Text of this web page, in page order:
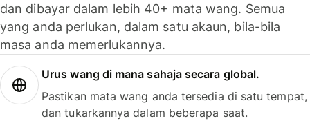
dan dibayar dalam lebih 40+ mata wang. Semua
yang anda perlukan, dalam satu akaun, bila-bila
masa anda memerlukannya.
Urus wang di mana sahaja secara global.
Pastikan mata wang anda tersedia di satu tempat,
dan tukarkannya dalam beberapa saat.